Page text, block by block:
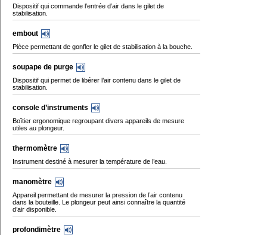
Dispositif qui commande l’entrée d’air dans le gilet de
stabilisation.
embout
Pièce permettant de gonfler le gilet de stabilisation à la bouche.
soupape de purge
Dispositif qui permet de libérer l’air contenu dans le gilet de
stabilisation.
console d’instruments
Boîtier ergonomique regroupant divers appareils de mesure
utiles au plongeur.
thermomètre
Instrument destiné à mesurer la température de l’eau.
manomètre
Appareil permettant de mesurer la pression de l’air contenu
dans la bouteille. Le plongeur peut ainsi connaître la quantité
d’air disponible.
profondimètre